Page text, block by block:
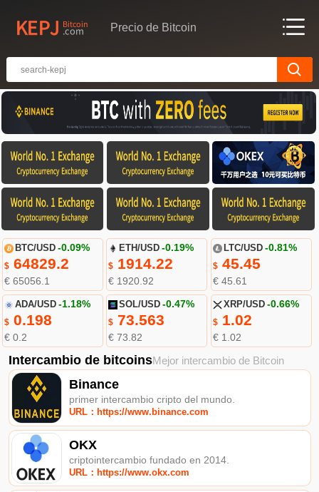
Precio de Bitcoin
BTC/USD -0.09%
$64829.2
€ 65056.1
ETH/USD -0.19%
$ 1914.22
€ 1920.92
LTC/USD -0.81%
$45.45
€ 45.61
ADA/USD -1.18%
$0.198
€ 0.2
SOL/USD -0.47%
$ 73.563
€ 73.82
XRP/USD -0.66%
$1.02
€ 1.02
Intercambio de bitcoinsMejor intercambio de Bitcoin
Binance
primer intercambio cripto del mundo.
URL：https://www.binance.com
OKX
criptointercambio fundado en 2014.
URL：https://www.okx.com